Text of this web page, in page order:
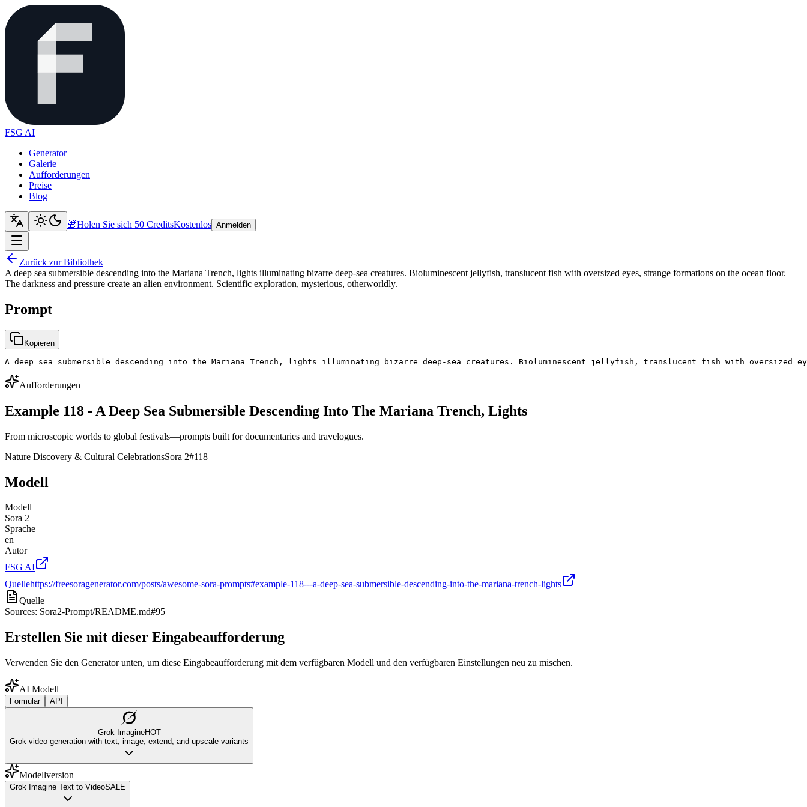
FSG AI
Generator
Galerie
Aufforderungen
Preise
Blog
🎁Holen Sie sich 50 CreditsKostenlos Anmelden
Zurück zur Bibliothek
A deep sea submersible descending into the Mariana Trench, lights illuminating bizarre deep-sea creatures. Bioluminescent jellyfish, translucent fish with oversized eyes, strange formations on the ocean floor.
The darkness and pressure create an alien environment. Scientific exploration, mysterious, otherworldly.
Prompt
Kopieren
A deep sea submersible descending into the Mariana Trench, lights illuminating bizarre deep-sea creatures. Bioluminescent jellyfish, translucent fish with
Aufforderungen
Example 118 - A Deep Sea Submersible Descending Into The Mariana Trench, Lights
From microscopic worlds to global festivals—prompts built for documentaries and travelogues.
Nature Discovery & Cultural CelebrationsSora 2#118
Modell
Modell
Sora 2
Sprache
en
Autor
FSG AI
Quellehttps://freesoragenerator.com/posts/awesome-sora-prompts#example-118---a-deep-sea-submersible-descending-into-the-mariana-trench-lights
Quelle
Sources: Sora2-Prompt/README.md#95
Erstellen Sie mit dieser Eingabeaufforderung
Verwenden Sie den Generator unten, um diese Eingabeaufforderung mit dem verfügbaren Modell und den verfügbaren Einstellungen neu zu mischen.
AI Modell
Formular API
Grok ImagineHOT
Grok video generation with text, image, extend, and upscale variants
Modellversion
Grok Imagine Text to VideoSALE